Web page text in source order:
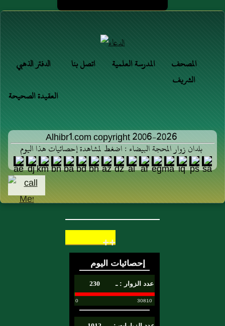
الدفتر الذهبي اتصل بنا المدرسة العلمية
المصحف
الشريف
العقيدة الصحيحة
Alhibr1.com copyright 2006-2026
بلدان زوار المحجة البيضاء : اضغط لمشاهدة إحصائيات هذا اليوم
++